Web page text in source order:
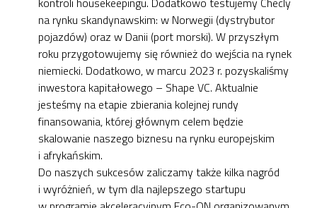
na rynku skandynawskim: w Norwegii (dystrybutor
pojazdów) oraz w Danii (port morski). W przyszłym
roku przygotowujemy się również do wejścia na rynek
niemiecki. Dodatkowo, w marcu 2023 r. pozyskaliśmy
inwestora kapitałowego – Shape VC. Aktualnie
jesteśmy na etapie zbierania kolejnej rundy
finansowania, której głównym celem będzie
skalowanie naszego biznesu na rynku europejskim
i afrykańskim.
Do naszych sukcesów zaliczamy także kilka nagród
i wyróżnień, w tym dla najlepszego startupu